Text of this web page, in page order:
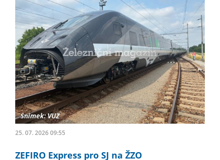
25. 07. 2026 09:55
ZEFIRO Express pro SJ na ŽZO